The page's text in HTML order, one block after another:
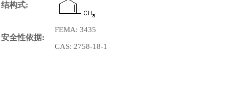
结构式:
安全性依据:
FEMA: 3435
CAS: 2758-18-1